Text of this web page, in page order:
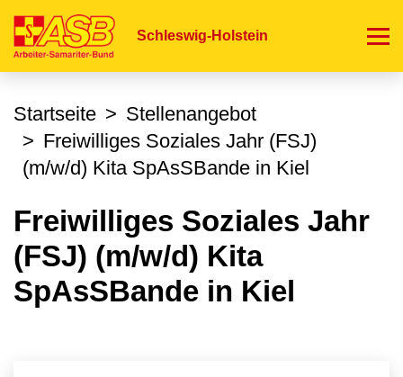
zum
Schleswig-Holstein
Startseite
Stellenangebot
Freiwilliges Soziales Jahr (FSJ)
(m/w/d) Kita SpAsSBande in Kiel
Freiwilliges Soziales Jahr
(FSJ) (m/w/d) Kita
SpAsSBande in Kiel